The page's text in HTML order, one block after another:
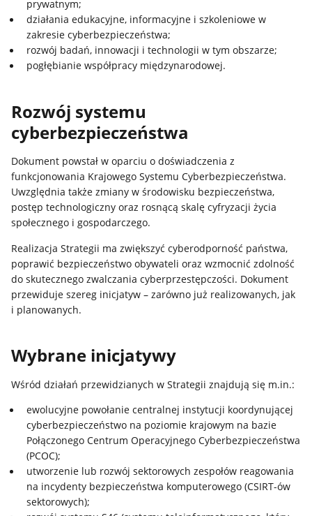
prywatnym;
działania edukacyjne, informacyjne i szkoleniowe w
zakresie cyberbezpieczeństwa;
rozwój badań, innowacji i technologii w tym obszarze;
pogłębianie współpracy międzynarodowej.
Rozwój systemu
cyberbezpieczeństwa
Dokument powstał w oparciu o doświadczenia z
funkcjonowania Krajowego Systemu Cyberbezpieczeństwa.
Uwzględnia także zmiany w środowisku bezpieczeństwa,
postęp technologiczny oraz rosnącą skalę cyfryzacji życia
społecznego i gospodarczego.
Realizacja Strategii ma zwiększyć cyberodporność państwa,
poprawić bezpieczeństwo obywateli oraz wzmocnić zdolność
do skutecznego zwalczania cyberprzestępczości. Dokument
przewiduje szereg inicjatyw – zarówno już realizowanych, jak
i planowanych.
Wybrane inicjatywy
Wśród działań przewidzianych w Strategii znajdują się m.in.:
ewolucyjne powołanie centralnej instytucji koordynującej
cyberbezpieczeństwo na poziomie krajowym na bazie
Połączonego Centrum Operacyjnego Cyberbezpieczeństwa
(PCOC);
utworzenie lub rozwój sektorowych zespołów reagowania
na incydenty bezpieczeństwa komputerowego (CSIRT-ów
sektorowych);